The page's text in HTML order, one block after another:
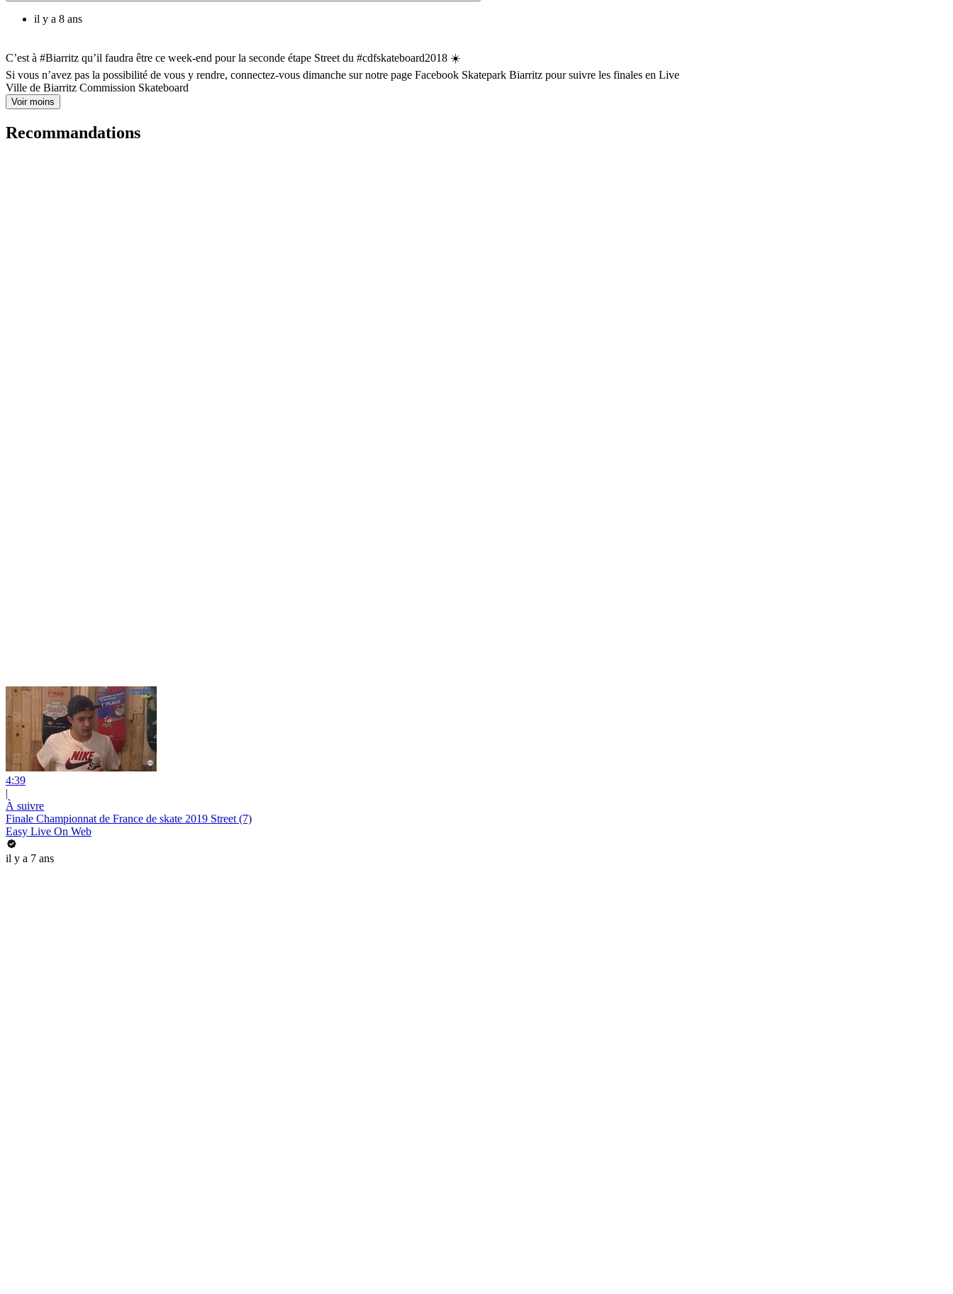
il y a 8 ans
C’est à #Biarritz qu’il faudra être ce week-end pour la seconde étape Street du #cdfskateboard2018 ☀️
Si vous n’avez pas la possibilité de vous y rendre, connectez-vous dimanche sur notre page Facebook Skatepark Biarritz pour suivre les finales en Live
Ville de Biarritz Commission Skateboard
Voir moins
Recommandations
4:39
|
À suivre
Finale Championnat de France de skate 2019 Street (7)
Easy Live On Web
il y a 7 ans